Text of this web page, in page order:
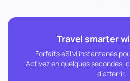
Travel smarter
Forfaits eSIM instantanés
Activez en quelques secondes,
d'atterrir.